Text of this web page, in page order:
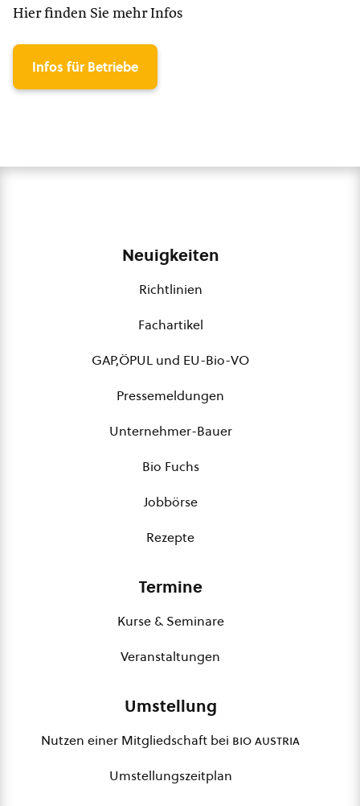
Hier finden Sie mehr Infos
Infos für Betriebe
Neuigkeiten
Richtlinien
Fachartikel
GAP,ÖPUL und EU-Bio-VO
Pressemeldungen
Unternehmer-Bauer
Bio Fuchs
Jobbörse
Rezepte
Termine
Kurse & Seminare
Veranstaltungen
Umstellung
Nutzen einer Mitgliedschaft bei bio austria
Umstellungszeitplan